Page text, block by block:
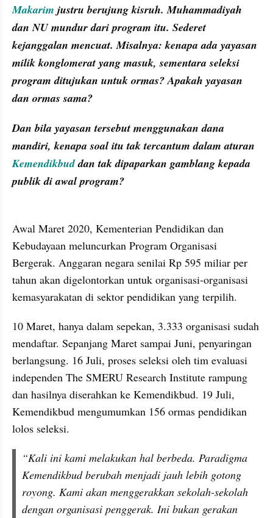
Makarim justru berujung kisruh. Muhammadiyah
dan NU mundur dari program itu. Sederet
kejanggalan mencuat. Misalnya: kenapa ada yayasan
milik konglomerat yang masuk, sementara seleksi
program ditujukan untuk ormas? Apakah yayasan
dan ormas sama?
Dan bila yayasan tersebut menggunakan dana
Kemendikbud dan tak dipaparkan gamblang kepada
publik di awal program?
Awal Maret 2020, Kementerian Pendidikan dan
Kebudayaan meluncurkan Program Organisasi
Bergerak. Anggaran negara senilai Rp 595 miliar per
tahun akan digelontorkan untuk organisasi-organisasi
kemasyarakatan di sektor pendidikan yang terpilih.
10 Maret, hanya dalam sepekan, 3.333 organisasi sudah
mendaftar. Sepanjang Maret sampai Juni, penyaringan
berlangsung. 16 Juli, proses seleksi oleh tim evaluasi
independen The SMERU Research Institute rampung
dan hasilnya diserahkan ke Kemendikbud. 19 Juli,
Kemendikbud mengumumkan 156 ormas pendidikan
lolos seleksi.
“Kali ini kami melakukan hal berbeda. Paradigma
Kemendikbud berubah menjadi jauh lebih gotong
royong. Kami akan menggerakkan sekolah-sekolah
dengan organisasi penggerak. Ini bukan gerakan